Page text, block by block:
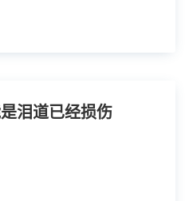
泪道已经损伤